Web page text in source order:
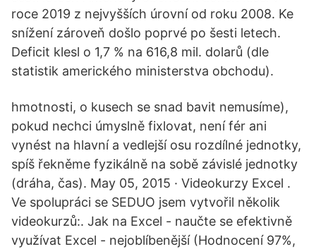
roce 2019 z nejvyšších úrovní od roku 2008. Ke
snížení zároveň došlo poprvé po šesti letech.
Deficit klesl o 1,7 % na 616,8 mil. dolarů (dle
statistik amerického ministerstva obchodu).
hmotnosti, o kusech se snad bavit nemusíme),
pokud nechci úmyslně fixlovat, není fér ani
vynést na hlavní a vedlejší osu rozdílné jednotky,
spíš řekněme fyzikálně na sobě závislé jednotky
(dráha, čas). May 05, 2015 · Videokurzy Excel .
Ve spolupráci se SEDUO jsem vytvořil několik
videokurzů:. Jak na Excel - naučte se efektivně
využívat Excel - nejoblíbenější (Hodnocení 97%,